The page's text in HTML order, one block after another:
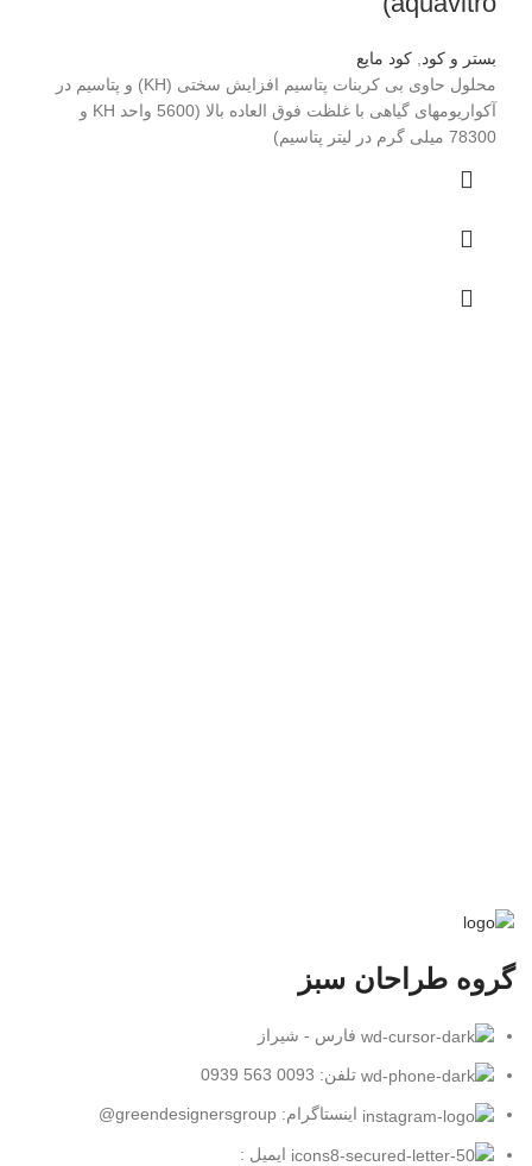
بستر و کود
کود مایع
محلول حاوی بی کربنات پتاسیم افزایش سختی (KH) و پتاسیم در
آکواریوم­های گیاهی با غلظت فوق العاده بالا (5600 واحد KH و
78300 میلی گرم در لیتر پتاسیم)
گروه طراحان سبز
فارس - شیراز
تلفن: 0093 563 0939
اینستاگرام: greendesignersgroup@
ایمیل :